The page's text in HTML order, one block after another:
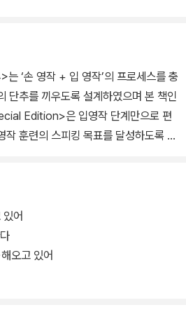
‘손 영작 + 입 영작’의 프로세스를 충
단추를 끼우도록 설계하였으며 본 책인
Edition>은 입영작 단계만으로 편
작 훈련의 스피킹 목표를 달성하도록 구
차근차근 밟고 싶은 분들에게는 <영
캐스트 저자 강의와 문장 낭독 훈련을
를 달성하고 싶은 분들에게는 <영어
을 추천한다.
~하고 있어
~한다
3 have been ~ing ~해오고 있어